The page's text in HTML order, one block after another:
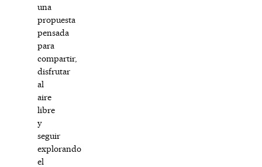
una
propuesta
pensada
para
compartir,
disfrutar
al
aire
libre
y
seguir
explorando
el